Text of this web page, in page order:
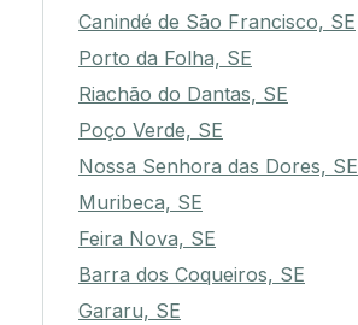
Canindé de São Francisco, SE
Porto da Folha, SE
Riachão do Dantas, SE
Poço Verde, SE
Nossa Senhora das Dores, SE
Muribeca, SE
Feira Nova, SE
Barra dos Coqueiros, SE
Gararu, SE